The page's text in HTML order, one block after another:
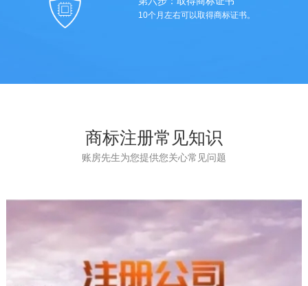
10个月左右可以取得商标证书。
商标注册常见知识
账房先生为您提供您关心常见问题